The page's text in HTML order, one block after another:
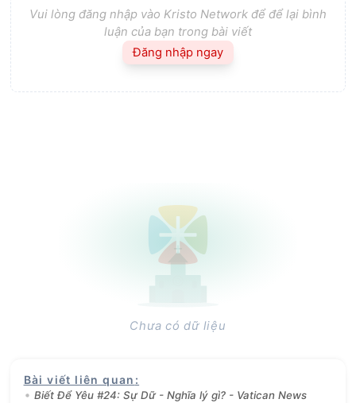
Vui lòng đăng nhập vào Kristo Network để để lại bình
luận của bạn trong bài viết
Đăng nhập ngay
Chưa có dữ liệu
Bài viết liên quan :
Biết Để Yêu #24: Sự Dữ - Nghĩa lý gì? - Vatican News